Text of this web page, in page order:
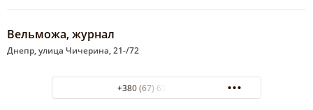
Вельможа, журнал
Днепр, улица Чичерина, 21-/72
+380 (67) 635-70-15